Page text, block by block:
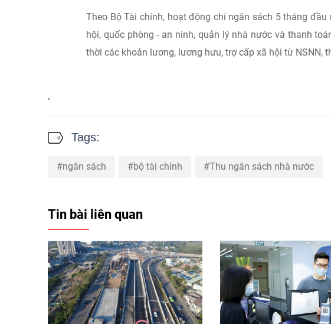
Theo Bộ Tài chính, hoạt động chi ngân sách 5 tháng
hội, quốc phòng - an ninh, quản lý nhà nước và thanh
thời các khoản lương, lương hưu, trợ cấp xã hội từ NSNN,
Tags:
ngân sách bộ tài chính Thu ngân sách nhà nước
Tin bài liên quan